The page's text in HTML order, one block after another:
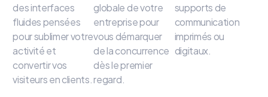
des interfaces
fluidespensées
pour sublimer votre
activité et
convertir vos
visiteurs en clients.
globale de votre
entreprisepour
vous démarquer
de la concurrence
dès le premier
regard.
supports de
communication
imprimés ou
digitaux.